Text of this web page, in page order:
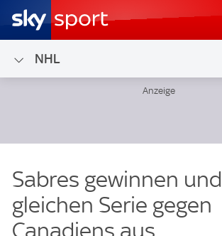
NHL
Sabres gewinnen und
gleichen Serie gegen
Canadiens aus